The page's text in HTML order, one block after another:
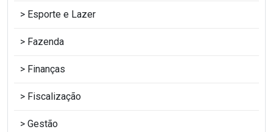
Esporte e Lazer
Fazenda
Finanças
Fiscalização
Gestão